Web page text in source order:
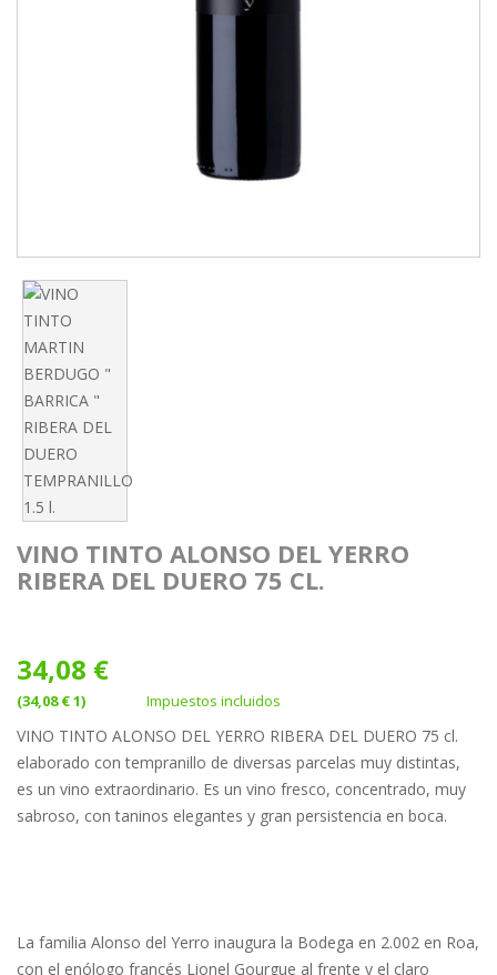
VINO TINTO ALONSO DEL YERRO
RIBERA DEL DUERO 75 CL.
34,08 €
(34,08 € 1) Impuestos incluidos
VINO TINTO ALONSO DEL YERRO RIBERA DEL DUERO 75 cl.
elaborado con tempranillo de diversas parcelas muy distintas,
es un vino extraordinario. Es un vino fresco, concentrado, muy
sabroso, con taninos elegantes y gran persistencia en boca.
La familia Alonso del Yerro inaugura la Bodega en 2.002 en Roa,
con el enólogo francés Lionel Gourgue al frente y el claro